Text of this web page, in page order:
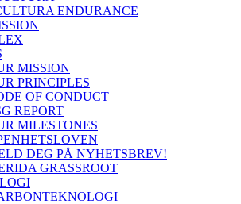
ENDURANCE
MISSION
PRINCIPLES
OF CONDUCT
REPORT
MILESTONES
DEG PÅ NYHETSBREV!
GRASSROOT